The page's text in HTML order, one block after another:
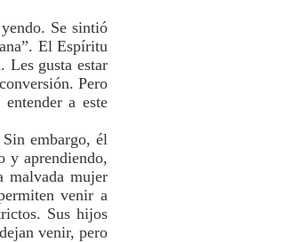
Se sintió
El Espíritu
Les gusta estar
Pero
a este
embargo, él
y aprendiendo,
malvada mujer
venir a
Sus hijos
venir, pero